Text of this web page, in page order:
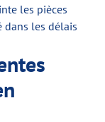
les pièces
dans les délais